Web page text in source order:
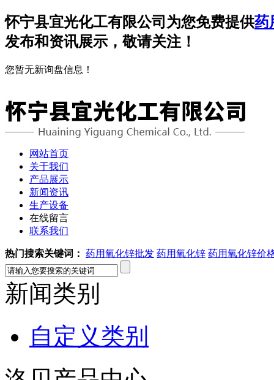
怀宁县宜光化工有限公司为您免费提供药
发布和资讯展示，敬请关注！
您暂无新询盘信息！
网站首页
关于我们
产品展示
新闻资讯
生产设备
在线留言
联系我们
热门搜索关键词： 药用氧化锌批发 药用氧化锌 药用氧化锌价
新闻类别
自定义类别